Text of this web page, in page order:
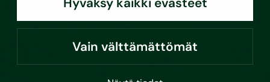
Vain välttämättömät